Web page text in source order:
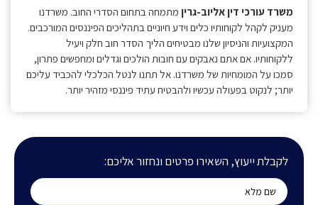
לקבלת ייעוץ, השאירו פרטים ונחזור אליכם:
משרד עורכי דין אליוב-גרין מתמחה בתחום הסדרי החוב. משרדנו
מעניק לקהל לקוחותיו כלים וידע חיוניים בתהליכים הפיננסים המורכבים.
המקצועיות והניסיון שלנו מבטיחים הליך הסדר חוב חלק ויעיל
ללקוחותיו. אם אתם נאבקים עם חובות הולכים וגדלים ומחפשים פתרון,
סמכו על המומחיות של משרדנו. אל תתנו לנטל הכלכלי להכביד עליכם
יותר; לנקוט בפעולה עכשיו ולהבטיח עתיד פיננסי מזהיר יותר.